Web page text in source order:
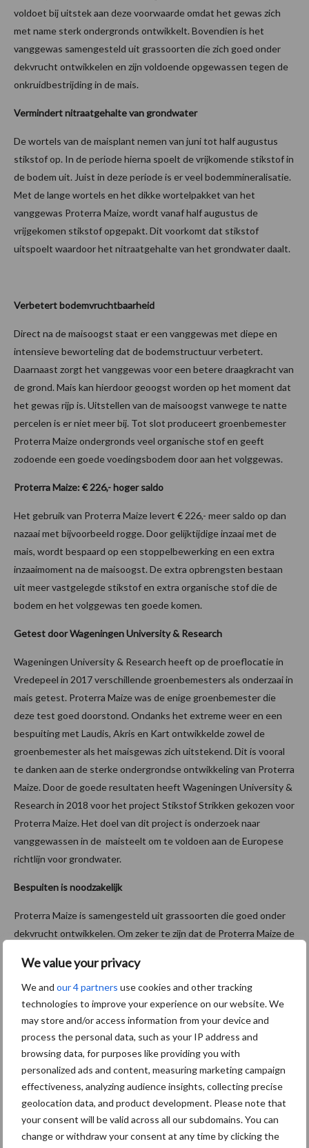
We value your privacy
We and our 4 partners use cookies and other tracking
technologies to improve your experience on our website. We
may store and/or access information from your device and
process the personal data, such as your IP address and
browsing data, for purposes like providing you with
personalized ads and content, measuring marketing campaign
effectiveness, analyzing audience insights, collecting precise
geolocation data, and product development. Please note that
your consent will be valid across all our subdomains. You can
change or withdraw your consent at any time by clicking the
voldoet bij uitstek aan deze voorwaarde omdat het gewas zich
met name sterk ondergronds ontwikkelt. Bovendien is het
vanggewas samengesteld uit grassoorten die zich goed onder
dekvrucht ontwikkelen en zijn voldoende opgewassen tegen de
onkruidbestrijding in de mais.
Vermindert nitraatgehalte van grondwater
De wortels van de maisplant nemen van juni tot half augustus
stikstof op. In de periode hierna spoelt de vrijkomende stikstof in
de bodem uit. Juist in deze periode is er veel bodemmineralisatie.
Met de lange wortels en het dikke wortelpakket van het
vanggewas Proterra Maize, wordt vanaf half augustus de
vrijgekomen stikstof opgepakt. Dit voorkomt dat stikstof
uitspoelt waardoor het nitraatgehalte van het grondwater daalt.
Verbetert bodemvruchtbaarheid
Direct na de maisoogst staat er een vanggewas met diepe en
intensieve beworteling dat de bodemstructuur verbetert.
Daarnaast zorgt het vanggewas voor een betere draagkracht van
de grond. Mais kan hierdoor geoogst worden op het moment dat
het gewas rijp is. Uitstellen van de maisoogst vanwege te natte
percelen is er niet meer bij. Tot slot produceert groenbemester
Proterra Maize ondergronds veel organische stof en geeft
zodoende een goede voedingsbodem door aan het volggewas.
Proterra Maize: € 226,- hoger saldo
Het gebruik van Proterra Maize levert € 226,- meer saldo op dan
nazaai met bijvoorbeeld rogge. Door gelijktijdige inzaai met de
mais, wordt bespaard op een stoppelbewerking en een extra
inzaaimoment na de maisoogst. De extra opbrengsten bestaan
uit meer vastgelegde stikstof en extra organische stof die de
bodem en het volggewas ten goede komen.
Getest door Wageningen University & Research
Wageningen University & Research heeft op de proeflocatie in
Vredepeel in 2017 verschillende groenbemesters als onderzaai in
mais getest. Proterra Maize was de enige groenbemester die
deze test goed doorstond. Ondanks het extreme weer en een
bespuiting met Laudis, Akris en Kart ontwikkelde zowel de
groenbemester als het maisgewas zich uitstekend. Dit is vooral
te danken aan de sterke ondergrondse ontwikkeling van Proterra
Maize. Door de goede resultaten heeft Wageningen University &
Research in 2018 voor het project Stikstof Strikken gekozen voor
Proterra Maize. Het doel van dit project is onderzoek naar
vanggewassen in de maisteelt om te voldoen aan de Europese
richtlijn voor grondwater.
Bespuiten is noodzakelijk
Proterra Maize is samengesteld uit grassoorten die goed onder
dekvrucht ontwikkelen. Om zeker te zijn dat de Proterra Maize de
Praktijkonderzoek toont aan dat een bespuiting met de
herbicidemixen Laudis en Akris de Proterra Maize voldoende
remt, zonder de ontwikkeling van de maisplanten te hinderen.
Indien niet alle onkruiden op het perceel bestreden worden met
deze twee middelen, dan is de herbicidemix Kart een goede
aanvulling. Op percelen die besmet zijn met groene naaldaar en
glad vingergras, werken deze herbicidemixen onvoldoende. Deze
percelen zijn niet geschikt voor de teelt van Proterra Maize.
Gelijktijdig inzaaien met mais